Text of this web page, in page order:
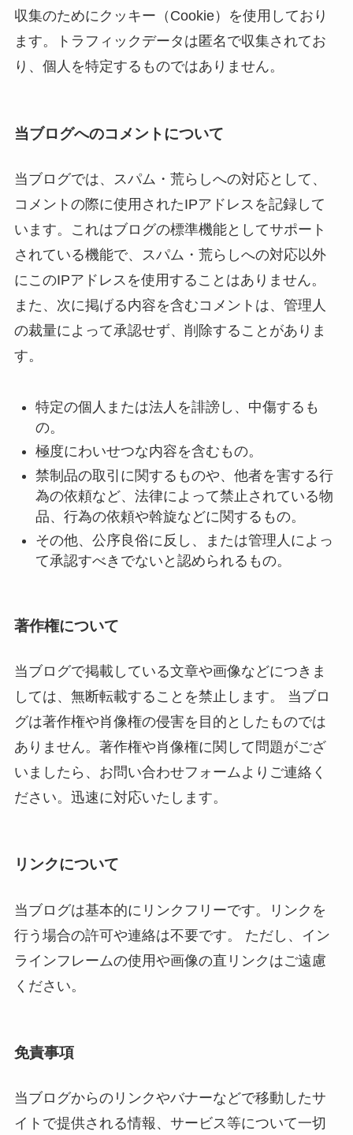
収集のためにクッキー（Cookie）を使用しており
ます。トラフィックデータは匿名で収集されてお
り、個人を特定するものではありません。
当ブログへのコメントについて
当ブログでは、スパム・荒らしへの対応として、
コメントの際に使用されたIPアドレスを記録して
います。これはブログの標準機能としてサポート
されている機能で、スパム・荒らしへの対応以外
にこのIPアドレスを使用することはありません。
また、次に掲げる内容を含むコメントは、管理人
の裁量によって承認せず、削除することがありま
す。
特定の個人または法人を誹謗し、中傷するも
の。
極度にわいせつな内容を含むもの。
禁制品の取引に関するものや、他者を害する行
為の依頼など、法律によって禁止されている物
品、行為の依頼や斡旋などに関するもの。
その他、公序良俗に反し、または管理人によっ
て承認すべきでないと認められるもの。
著作権について
当ブログで掲載している文章や画像などにつきま
しては、無断転載することを禁止します。 当ブロ
グは著作権や肖像権の侵害を目的としたものでは
ありません。著作権や肖像権に関して問題がござ
いましたら、お問い合わせフォームよりご連絡く
ださい。迅速に対応いたします。
リンクについて
当ブログは基本的にリンクフリーです。リンクを
行う場合の許可や連絡は不要です。 ただし、イン
ラインフレームの使用や画像の直リンクはご遠慮
ください。
免責事項
当ブログからのリンクやバナーなどで移動したサ
イトで提供される情報、サービス等について一切